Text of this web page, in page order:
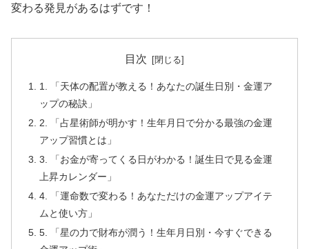
変わる発見があるはずです！
目次
1. 「天体の配置が教える！あなたの誕生日別・金運ア
ップの秘訣」
2. 「占星術師が明かす！生年月日で分かる最強の金運
アップ習慣とは」
3. 「お金が寄ってくる日がわかる！誕生日で見る金運
上昇カレンダー」
4. 「運命数で変わる！あなただけの金運アップアイテ
ムと使い方」
5. 「星の力で財布が潤う！生年月日別・今すぐできる